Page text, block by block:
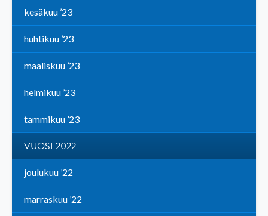
kesäkuu ’23
huhtikuu ’23
maaliskuu ’23
helmikuu ’23
tammikuu ’23
VUOSI 2022
joulukuu ’22
marraskuu ’22